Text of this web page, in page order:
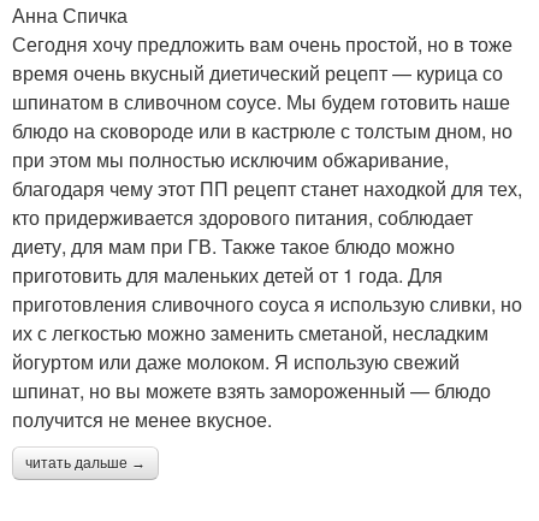
Анна Спичка
Сегодня хочу предложить вам очень простой, но в тоже
время очень вкусный диетический рецепт — курица со
шпинатом в сливочном соусе. Мы будем готовить наше
блюдо на сковороде или в кастрюле с толстым дном, но
при этом мы полностью исключим обжаривание,
благодаря чему этот ПП рецепт станет находкой для тех,
кто придерживается здорового питания, соблюдает
диету, для мам при ГВ. Также такое блюдо можно
приготовить для маленьких детей от 1 года. Для
приготовления сливочного соуса я использую сливки, но
их с легкостью можно заменить сметаной, несладким
йогуртом или даже молоком. Я использую свежий
шпинат, но вы можете взять замороженный — блюдо
получится не менее вкусное.
читать дальше →